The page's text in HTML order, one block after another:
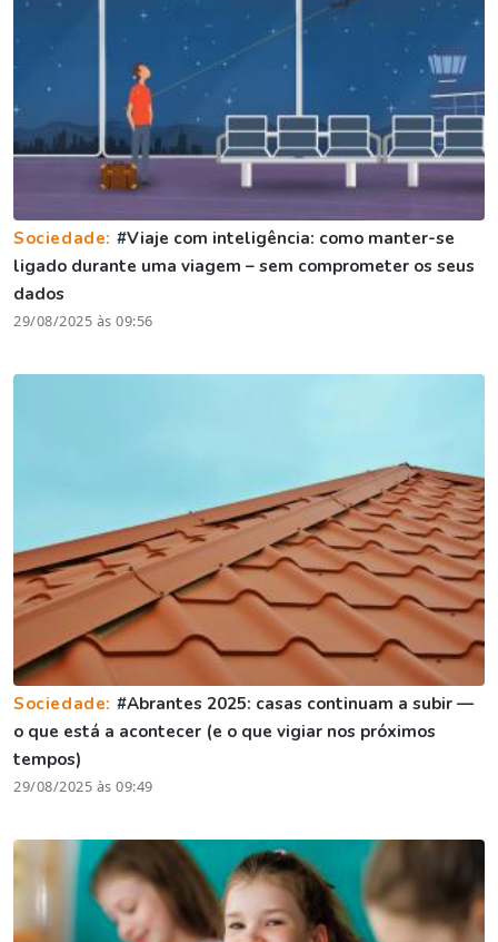
Sociedade: #Viaje com inteligência: como manter-se
ligado durante uma viagem – sem comprometer os seus
dados
29/08/2025 às 09:56
Sociedade: #Abrantes 2025: casas continuam a subir —
o que está a acontecer (e o que vigiar nos próximos
tempos)
29/08/2025 às 09:49